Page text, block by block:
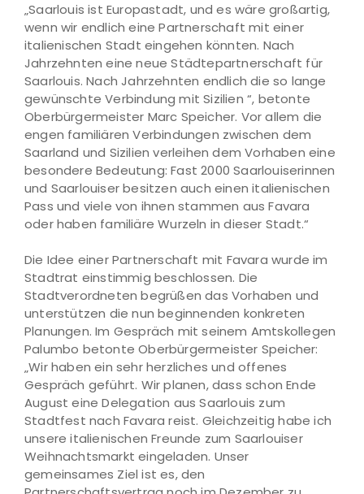
„Saarlouis ist Europastadt, und es wäre großartig,
wenn wir endlich eine Partnerschaft mit einer
italienischen Stadt eingehen könnten. Nach
Jahrzehnten eine neue Städtepartnerschaft für
Saarlouis. Nach Jahrzehnten endlich die so lange
gewünschte Verbindung mit Sizilien “, betonte
Oberbürgermeister Marc Speicher. Vor allem die
engen familiären Verbindungen zwischen dem
Saarland und Sizilien verleihen dem Vorhaben eine
besondere Bedeutung: Fast 2000 Saarlouiserinnen
und Saarlouiser besitzen auch einen italienischen
Pass und viele von ihnen stammen aus Favara
oder haben familiäre Wurzeln in dieser Stadt.“
Die Idee einer Partnerschaft mit Favara wurde im
Stadtrat einstimmig beschlossen. Die
Stadtverordneten begrüßen das Vorhaben und
unterstützen die nun beginnenden konkreten
Planungen. Im Gespräch mit seinem Amtskollegen
Palumbo betonte Oberbürgermeister Speicher:
„Wir haben ein sehr herzliches und offenes
Gespräch geführt. Wir planen, dass schon Ende
August eine Delegation aus Saarlouis zum
Stadtfest nach Favara reist. Gleichzeitig habe ich
unsere italienischen Freunde zum Saarlouiser
Weihnachtsmarkt eingeladen. Unser
gemeinsames Ziel ist es, den